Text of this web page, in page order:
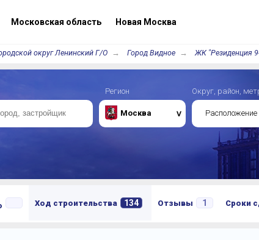
Московская область Новая Москва
округ Ленинский Г/О Город Видное ЖК "Резиденция
Регион
Москва
Округ, район,
Расположение
Ход строительства 134 Отзывы 1 Сроки